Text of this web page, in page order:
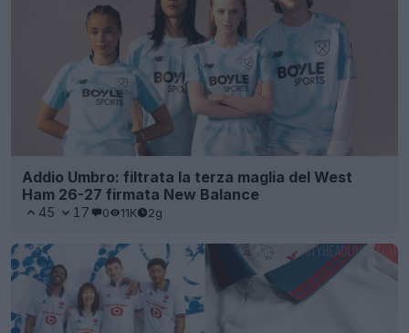
Addio Umbro: filtrata la terza maglia del West
Ham 26-27 firmata New Balance
45 17 0 11K 2g